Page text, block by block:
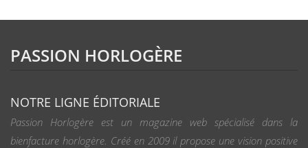
PASSION HORLOGÈRE
NOTRE LIGNE ÉDITORIALE
Passion Horlogère est un magazine web spécialisé dans la
bienfacture horlogère. Créé en 2009 il propose une vision positive